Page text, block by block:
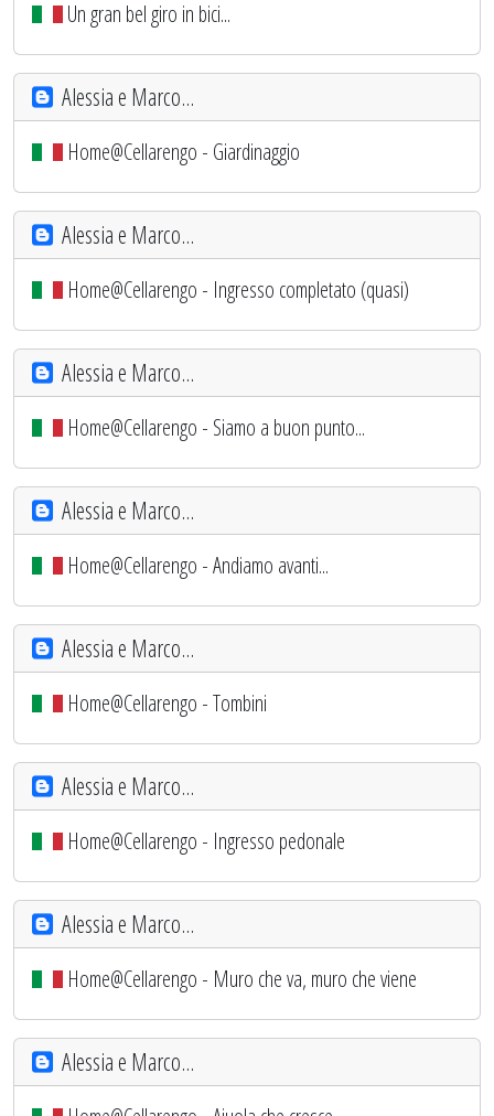
Un gran bel giro in bici...
Alessia e Marco...
Home@Cellarengo - Giardinaggio
Alessia e Marco...
Home@Cellarengo - Ingresso completato (quasi)
Alessia e Marco...
Home@Cellarengo - Siamo a buon punto...
Alessia e Marco...
Home@Cellarengo - Andiamo avanti...
Alessia e Marco...
Home@Cellarengo - Tombini
Alessia e Marco...
Home@Cellarengo - Ingresso pedonale
Alessia e Marco...
Home@Cellarengo - Muro che va, muro che viene
Alessia e Marco...